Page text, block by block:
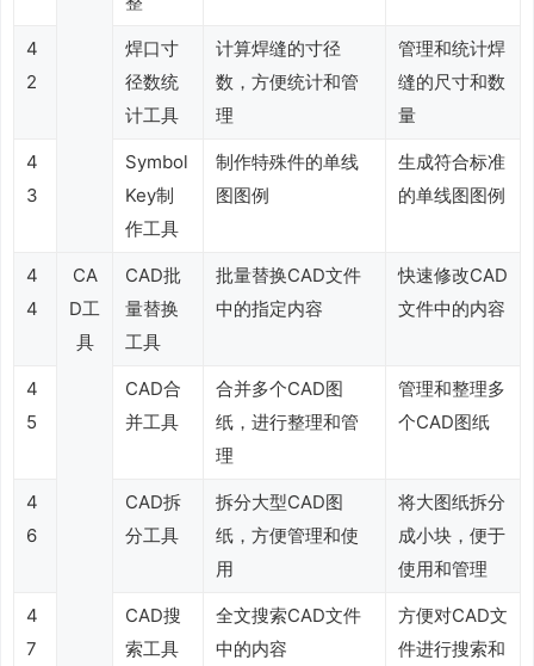
4
2
焊口寸
径数统
计工具
计算焊缝的寸径
数，方便统计和管
理
管理和统计焊
缝的尺寸和数
量
4
3
Symbol
Key制
作工具
制作特殊件的单线
图图例
生成符合标准
的单线图图例
4
4
CA
D工
具
CAD批
量替换
工具
批量替换CAD文件
中的指定内容
快速修改CAD
文件中的内容
4
5
CAD合
并工具
合并多个CAD图
纸，进行整理和管
理
管理和整理多
个CAD图纸
4
6
CAD拆
分工具
拆分大型CAD图
纸，方便管理和使
用
将大图纸拆分
成小块，便于
使用和管理
4
7
CAD搜
索工具
全文搜索CAD文件
中的内容
方便对CAD文
件进行搜索和